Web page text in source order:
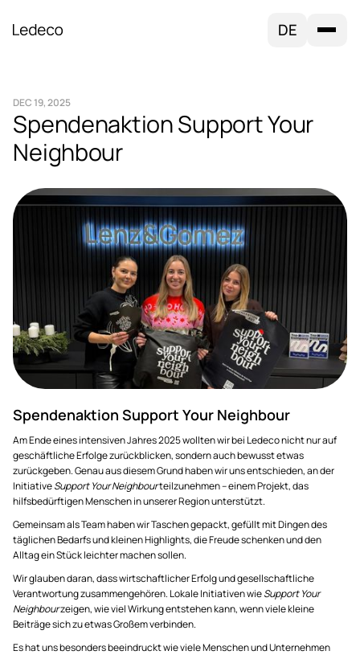
DE
DEC 19, 2025
Spendenaktion Support Your
Neighbour
Spendenaktion Support Your Neighbour
Am Ende eines intensiven Jahres 2025 wollten wir bei Ledeco nicht nur auf
geschäftliche Erfolge zurückblicken, sondern auch bewusst etwas
zurückgeben. Genau aus diesem Grund haben wir uns entschieden, an der
InitiativeSupport Your Neighbourteilzunehmen – einem Projekt, das
hilfsbedürftigen Menschen in unserer Region unterstützt.
Gemeinsam als Team haben wir Taschen gepackt, gefüllt mit Dingen des
täglichen Bedarfs und kleinen Highlights, die Freude schenken und den
Alltag ein Stück leichter machen sollen.
Wir glauben daran, dass wirtschaftlicher Erfolg und gesellschaftliche
Verantwortung zusammengehören. Lokale Initiativen wieSupport Your
Neighbourzeigen, wie viel Wirkung entstehen kann, wenn viele kleine
Beiträge sich zu etwas Großem verbinden.
Es hat uns besonders beeindruckt wie viele Menschen und Unternehmen